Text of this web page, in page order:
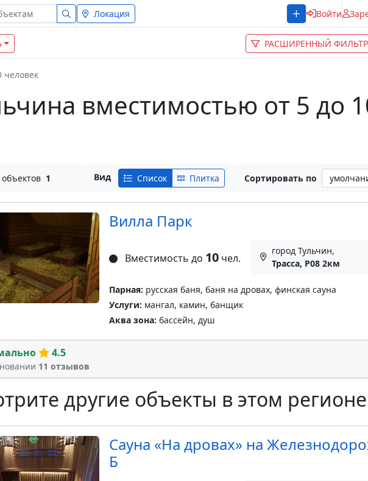
Локация Войти
РАСШИРЕННЫЙ ФИЛЬТР
человек
вместимостью от 5 до
объектов 1 Вид Список Плитка Сортировать по
Вилла Парк
Вместимость до 10чел.
город Тульчин,
Трасса, Р08 2км
Парная: русская баня, баня на дровах, финская сауна
Услуги: мангал, камин, банщик
Аква зона: бассейн, душ
4.5
11 отзывов
другие объекты в этом регионе
Cауна «На дровах» на
Б